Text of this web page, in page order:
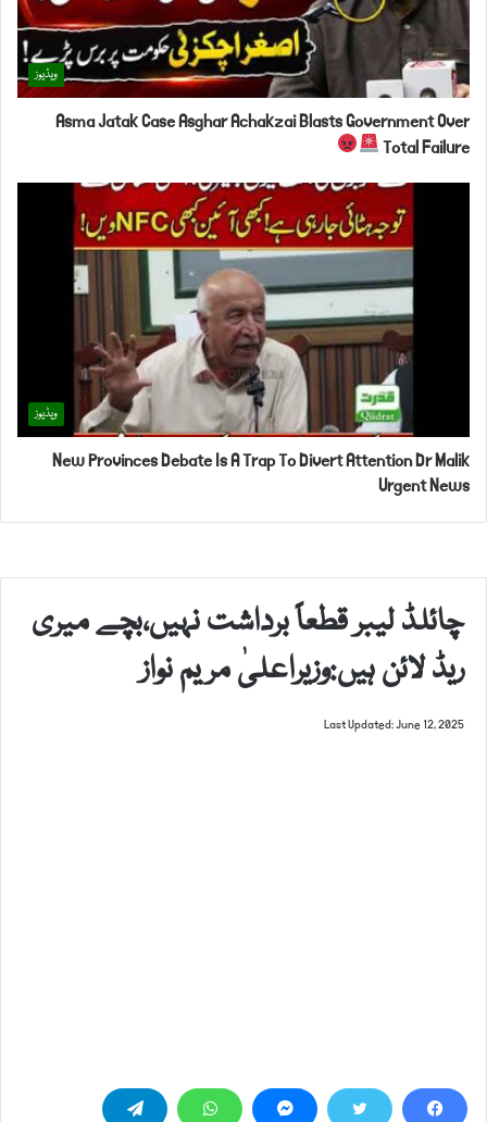
ویڈیوز
Asma Jatak Case Asghar Achakzai Blasts Government Over
Total Failure
ویڈیوز
New Provinces Debate Is A Trap To Divert Attention Dr Malik
Urgent News